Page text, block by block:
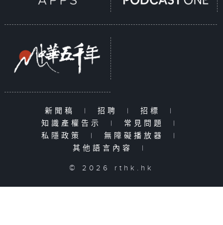
新聞稿 | 招聘 | 招標
|
知識產權告示
| 常見問題
|
私隱政策
| 無障礙播放器
|
其他語言內容
|
© 2026 rthk.hk